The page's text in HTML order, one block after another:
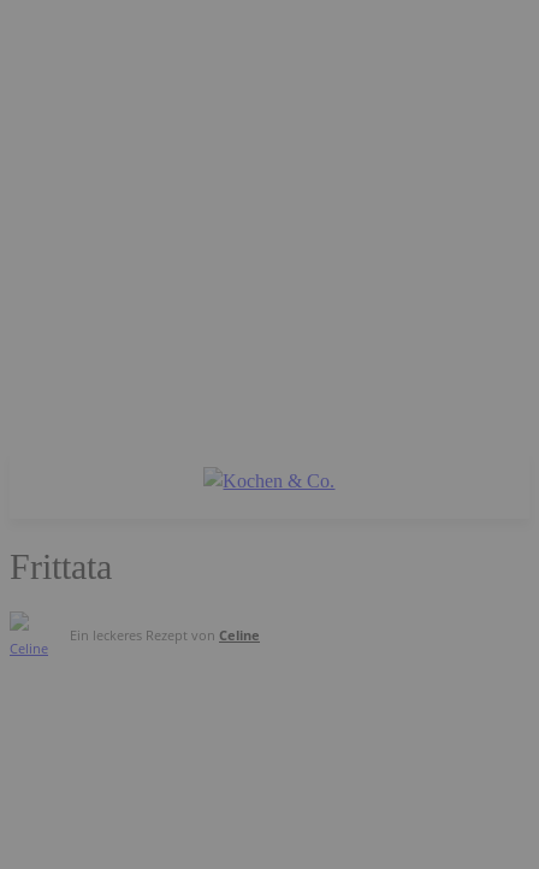
Frittata
Ein leckeres Rezept von Celine